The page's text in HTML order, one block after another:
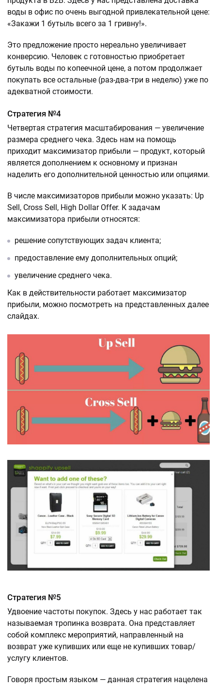
воды в офис по очень выгодной привлекательной цене:
«Закажи 1 бутыль всего за 1 гривну!».
Это предложение просто нереально увеличивает
конверсию. Человек с готовностью приобретает
бутыль воды по копеечной цене, а потом продолжает
покупать все остальные (раз-два-три в неделю) уже по
адекватной стоимости.
Стратегия №4
Четвертая стратегия масштабирования — увеличение
размера среднего чека. Здесь нам на помощь
приходит максимизатор прибыли — продукт, который
является дополнением к основному и признан
наделить его дополнительной ценностью или опциями.
В числе максимизаторов прибыли можно указать: Up
Sell, Cross Sell, High Dollar Offer. К задачам
максимизатора прибыли относятся:
решение сопутствующих задач клиента;
предоставление ему дополнительных опций;
увеличение среднего чека.
Как в действительности работает максимизатор
прибыли, можно посмотреть на представленных далее
слайдах.
Стратегия №5
Удвоение частоты покупок. Здесь у нас работает так
называемая тропинка возврата. Она представляет
собой комплекс мероприятий, направленный на
возврат уже купивших или еще не купивших товар/
услугу клиентов.
Говоря простым языком — данная стратегия нацелена